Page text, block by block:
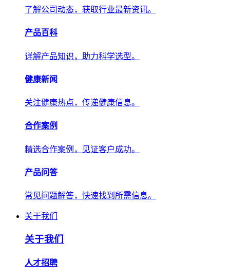
了解公司动态，获取行业最新资讯。
产品百科
详解产品知识，助力科学选型。
健康新闻
关注健康热点，传递健康信息。
合作案例
精选合作案例，见证客户成功。
产品问答
常见问题解答，快速找到所需信息。
关于我们
关于我们
人才招聘